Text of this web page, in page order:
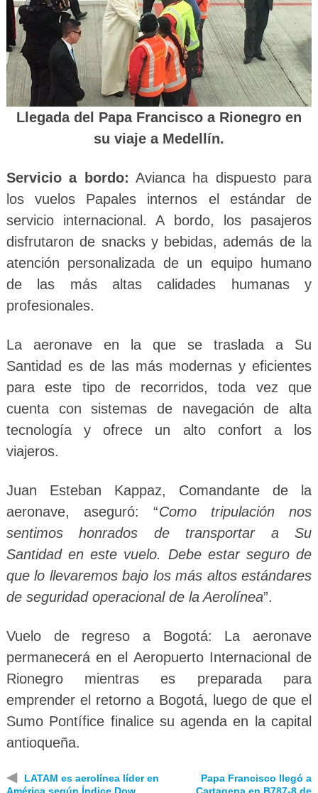
Llegada del Papa Francisco a Rionegro en
su viaje a Medellín.
Servicio a bordo: Avianca ha dispuesto para
los vuelos Papales internos el estándar de
servicio internacional. A bordo, los pasajeros
disfrutaron de snacks y bebidas, además de la
atención personalizada de un equipo humano
de las más altas calidades humanas y
profesionales.
La aeronave en la que se traslada a Su
Santidad es de las más modernas y eficientes
para este tipo de recorridos, toda vez que
cuenta con sistemas de navegación de alta
tecnología y ofrece un alto confort a los
viajeros.
Juan Esteban Kappaz, Comandante de la
aeronave, aseguró: “Como tripulación nos
sentimos honrados de transportar a Su
Santidad en este vuelo. Debe estar seguro de
que lo llevaremos bajo los más altos estándares
de seguridad operacional de la Aerolínea”.
Vuelo de regreso a Bogotá: La aeronave
permanecerá en el Aeropuerto Internacional de
Rionegro mientras es preparada para
emprender el retorno a Bogotá, luego de que el
Sumo Pontífice finalice su agenda en la capital
antioqueña.
◀
LATAM es aerolínea líder en
América según Índice Dow
Papa Francisco llegó a
Cartagena en B787-8 de